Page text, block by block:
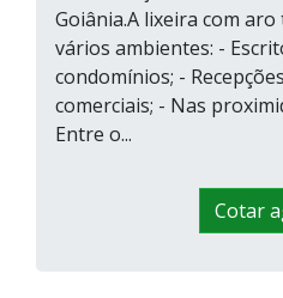
Goiânia.A lixeira com
vários ambientes: -
condomínios; -
comerciais; - Nas
Entre o...
Cotar